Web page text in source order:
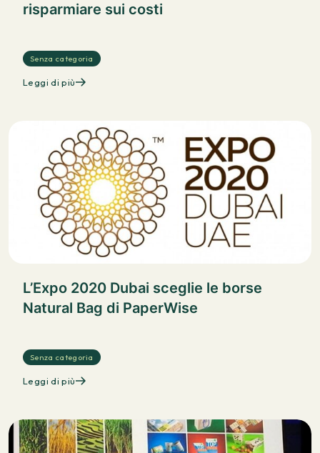
risparmiare sui costi
Senza categoria
Leggi di più
L’Expo 2020 Dubai sceglie le borse
Natural Bag di PaperWise
Senza categoria
Leggi di più